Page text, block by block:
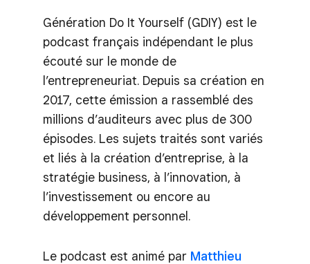
Génération Do It Yourself (GDIY) est le
podcast français indépendant le plus
écouté sur le monde de
l’entrepreneuriat. Depuis sa création en
2017, cette émission a rassemblé des
millions d’auditeurs avec plus de 300
épisodes. Les sujets traités sont variés
et liés à la création d’entreprise, à la
stratégie business, à l’innovation, à
l’investissement ou encore au
développement personnel.
Le podcast est animé par Matthieu